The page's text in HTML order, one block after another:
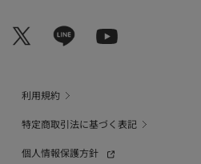
利用規約
特定商取引法に基づく表記
個人情報保護方針